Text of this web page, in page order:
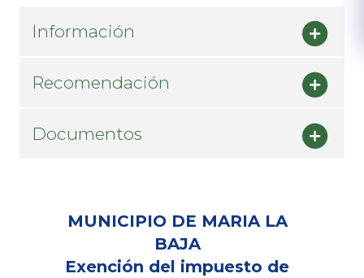
Información
Recomendación
Documentos